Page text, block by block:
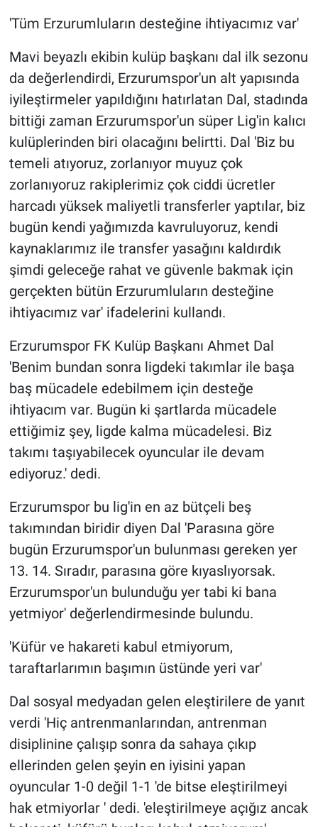
'Tüm Erzurumluların desteğine ihtiyacımız var'
Mavi beyazlı ekibin kulüp başkanı dal ilk sezonu
da değerlendirdi, Erzurumspor'un alt yapısında
iyileştirmeler yapıldığını hatırlatan Dal, stadında
bittiği zaman Erzurumspor'un süper Lig'in kalıcı
kulüplerinden biri olacağını belirtti. Dal 'Biz bu
temeli atıyoruz, zorlanıyor muyuz çok
zorlanıyoruz rakiplerimiz çok ciddi ücretler
harcadı yüksek maliyetli transferler yaptılar, biz
bugün kendi yağımızda kavruluyoruz, kendi
kaynaklarımız ile transfer yasağını kaldırdık
şimdi geleceğe rahat ve güvenle bakmak için
gerçekten bütün Erzurumluların desteğine
ihtiyacımız var' ifadelerini kullandı.
Erzurumspor FK Kulüp Başkanı Ahmet Dal
'Benim bundan sonra ligdeki takımlar ile başa
baş mücadele edebilmem için desteğe
ihtiyacım var. Bugün ki şartlarda mücadele
ettiğimiz şey, ligde kalma mücadelesi. Biz
takımı taşıyabilecek oyuncular ile devam
ediyoruz.' dedi.
Erzurumspor bu lig'in en az bütçeli beş
takımından biridir diyen Dal 'Parasına göre
bugün Erzurumspor'un bulunması gereken yer
13. 14. Sıradır, parasına göre kıyaslıyorsak.
Erzurumspor'un bulunduğu yer tabi ki bana
yetmiyor' değerlendirmesinde bulundu.
'Küfür ve hakareti kabul etmiyorum,
taraftarlarımın başımın üstünde yeri var'
Dal sosyal medyadan gelen eleştirilere de yanıt
verdi 'Hiç antrenmanlarından, antrenman
disiplinine çalışıp sonra da sahaya çıkıp
ellerinden gelen şeyin en iyisini yapan
oyuncular 1-0 değil 1-1 'de bitse eleştirilmeyi
hak etmiyorlar ' dedi. 'eleştirilmeye açığız ancak